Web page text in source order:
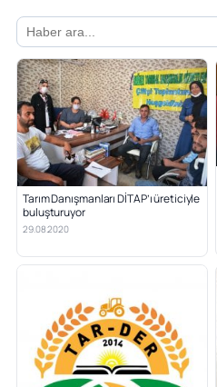
Tarım Danışmanları DİTAP’ı üreticiyle
buluşturuyor
29.08.2020